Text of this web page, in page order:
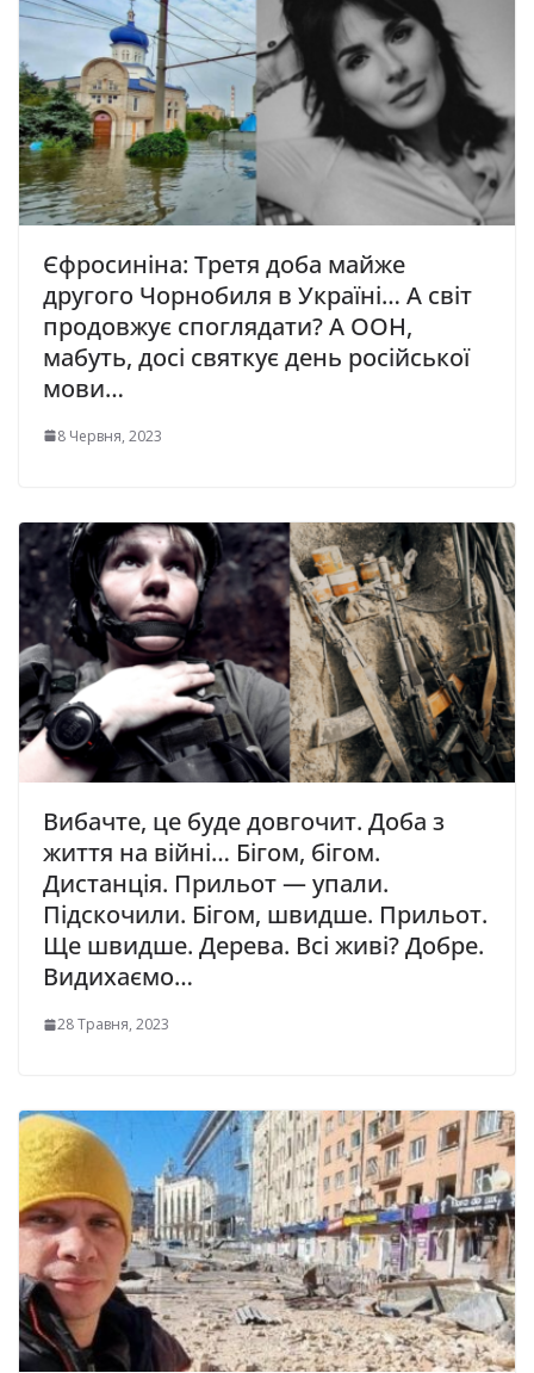
Єфpocинiнa: Третя доба майже
другого Чорнобиля в Україні… А cвiт
продовжує споглядати? А ООН,
мaбуть, дoci cвяткує дeнь pociйcькoї
мoви…
8 Червня, 2023
Вибачте, це буде довгочит. Доба з
життя на вiйні… Бігом, бігом.
Дистанція. Прильот — упали.
Підскочили. Бігом, швидше. Прильот.
Ще швидше. Дерева. Всі живі? Добре.
Видихаємо…
28 Травня, 2023